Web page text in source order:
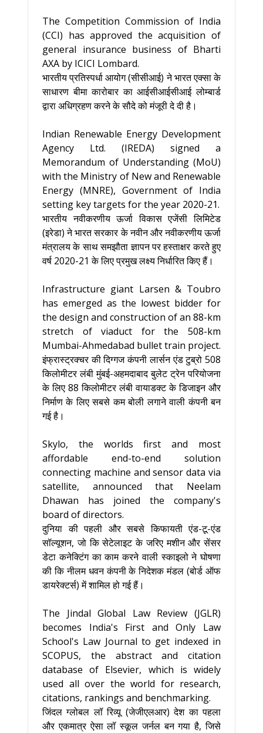
The Competition Commission of India
(CCI) has approved the acquisition of
general insurance business of Bharti
AXA by ICICI Lombard.
भारतीय प्रतिस्पर्धा आयोग (सीसीआई) ने भारत एक्सा के
साधारण बीमा कारोबार का आईसीआईसीआई लोम्बार्ड
द्वारा अधिग्रहण करने के सौदे को मंजूरी दे दी है।
Indian Renewable Energy Development
Agency Ltd. (IREDA) signed a
Memorandum of Understanding (MoU)
with the Ministry of New and Renewable
Energy (MNRE), Government of India
setting key targets for the year 2020-21.
भारतीय नवीकरणीय ऊर्जा विकास एजेंसी लिमिटेड
(इरेडा) ने भारत सरकार के नवीन और नवीकरणीय ऊर्जा
मंत्रालय के साथ समझौता ज्ञापन पर हस्ताक्षर करते हुए
वर्ष 2020-21 के लिए प्रमुख लक्ष्य निर्धारित किए हैं।
Infrastructure giant Larsen & Toubro
has emerged as the lowest bidder for
the design and construction of an 88-km
stretch of viaduct for the 508-km
Mumbai-Ahmedabad bullet train project.
इंफ्रास्ट्रक्चर की दिग्गज कंपनी लार्सन एंड टुब्रो 508
किलोमीटर लंबी मुंबई-अहमदाबाद बुलेट ट्रेन परियोजना
के लिए 88 किलोमीटर लंबी वायाडक्ट के डिजाइन और
निर्माण के लिए सबसे कम बोली लगाने वाली कंपनी बन
गई है।
Skylo, the worlds first and most
affordable end-to-end solution
connecting machine and sensor data via
satellite, announced that Neelam
Dhawan has joined the company's
board of directors.
दुनिया की पहली और सबसे किफायती एंड-टू-एंड
सॉल्यूशन, जो कि सेटेलाइट के जरिए मशीन और सेंसर
डेटा कनेक्टिंग का काम करने वाली स्काइलो ने घोषणा
की कि नीलम धवन कंपनी के निदेशक मंडल (बोर्ड ऑफ
डायरेक्टर्स) में शामिल हो गई हैं।
The Jindal Global Law Review (JGLR)
becomes India's First and Only Law
School's Law Journal to get indexed in
SCOPUS, the abstract and citation
database of Elsevier, which is widely
used all over the world for research,
citations, rankings and benchmarking.
जिंदल ग्लोबल लॉ रिव्यू (जेजीएलआर) देश का पहला
और एकमात्र ऐसा लॉ स्कूल जर्नल बन गया है, जिसे